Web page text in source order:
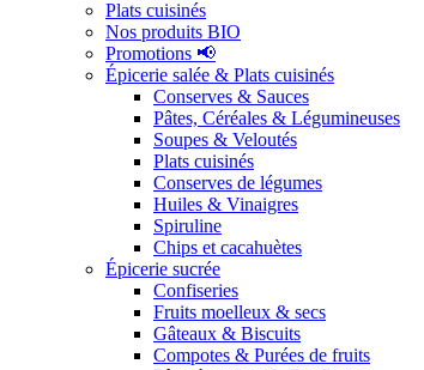
Plats cuisinés
Nos produits BIO
Promotions 📢
Épicerie salée & Plats cuisinés
Conserves & Sauces
Pâtes, Céréales & Légumineuses
Soupes & Veloutés
Plats cuisinés
Conserves de légumes
Huiles & Vinaigres
Spiruline
Chips et cacahuètes
Épicerie sucrée
Confiseries
Fruits moelleux & secs
Gâteaux & Biscuits
Compotes & Purées de fruits